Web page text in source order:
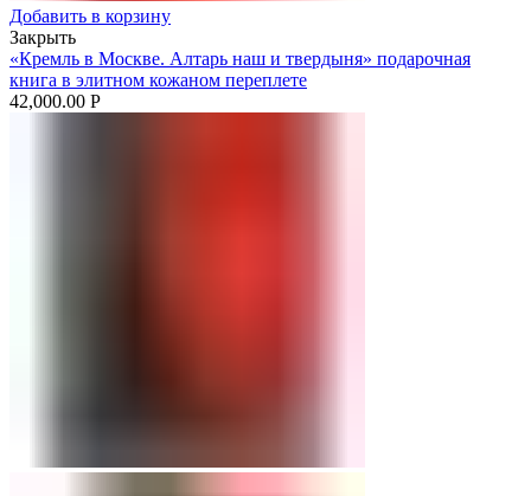
Добавить в корзину
Закрыть
«Кремль в Москве. Алтарь наш и твердыня» подарочная
книга в элитном кожаном переплете
42,000.00 Р